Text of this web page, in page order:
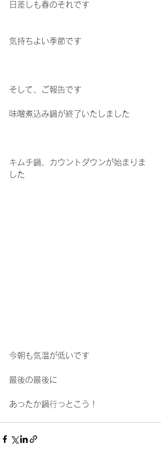
日差しも春のそれです
気持ちよい季節です
そして、ご報告です
味噌煮込み鍋が終了いたしました
キムチ鍋、カウントダウンが始まりま
した
今朝も気温が低いです
最後の最後に
あったか鍋行っとこう！